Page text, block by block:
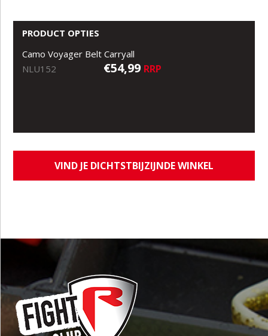
PRODUCT OPTIES
Camo Voyager Belt Carryall
NLU152
€54,99 RRP
VIND JE DICHTSTBIJZIJNDE WINKEL